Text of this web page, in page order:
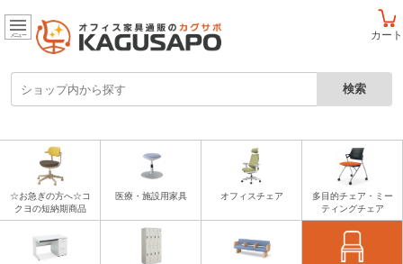
カート
メニュー
☆お急ぎの方へ☆コ
クヨの短納期商品
医療・施設用家具 オフィスチェア
多目的チェア・ミー
ティングチェア